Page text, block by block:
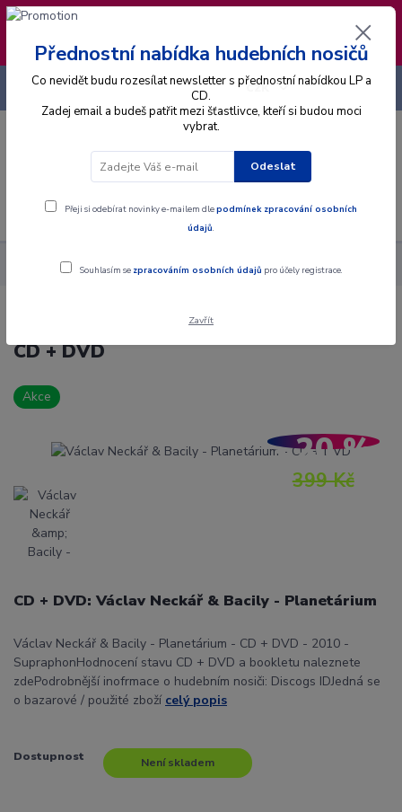
❣️ Od 4.8. do 13.8. čerpám dovolenou. Datum
expedice objednávek se posouvá na pátek
14.8.2026 🐋
Menu
CZK
+420 725 736 293
Alba CD Václav Neckář & Bacily - Planetárium - CD + DVD
Václav Neckář & Bacily - Planetárium -
CD + DVD
Akce
399 Kč
- 20 %
CD + DVD: Václav Neckář & Bacily - Planetárium
Václav Neckář & Bacily - Planetárium - CD + DVD - 2010 -
SupraphonHodnocení stavu CD + DVD a bookletu naleznete
zdePodrobnější inofrmace o hudebním nosiči: Discogs IDJedná se
o bazarové / použité zboží celý popis
Dostupnost Není skladem
Přednostní nabídka hudebních nosičů
Co nevidět budu rozesílat newsletter s přednostní nabídkou LP a
CD.
Zadej email a budeš patřit mezi šťastlivce, kteří si budou moci
vybrat.
Odeslat
Přeji si odebírat novinky e-mailem dlepodmínek zpracování osobních
údajů.
Souhlasím se zpracováním osobních údajů pro účely registrace.
Zavřít